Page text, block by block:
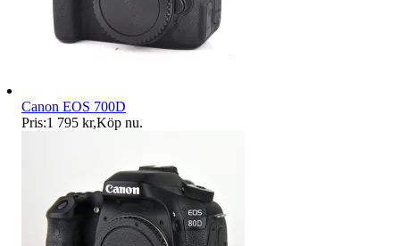
Canon EOS 700D
Pris:1 795 kr,Köp nu.